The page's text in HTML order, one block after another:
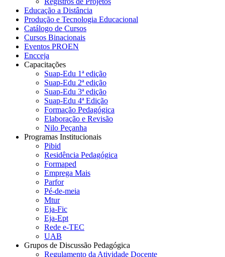
Educação a Distância
Produção e Tecnologia Educacional
Catálogo de Cursos
Cursos Binacionais
Eventos PROEN
Encceja
Capacitações
Suap-Edu 1ª edição
Suap-Edu 2ª edição
Suap-Edu 3ª edição
Suap-Edu 4ª Edição
Formação Pedagógica
Elaboração e Revisão
Nilo Peçanha
Programas Institucionais
Pibid
Residência Pedagógica
Formaped
Emprega Mais
Parfor
Pé-de-meia
Mtur
Eja-Fic
Eja-Ept
Rede e-TEC
UAB
Grupos de Discussão Pedagógica
Regulamento da Atividade Docente